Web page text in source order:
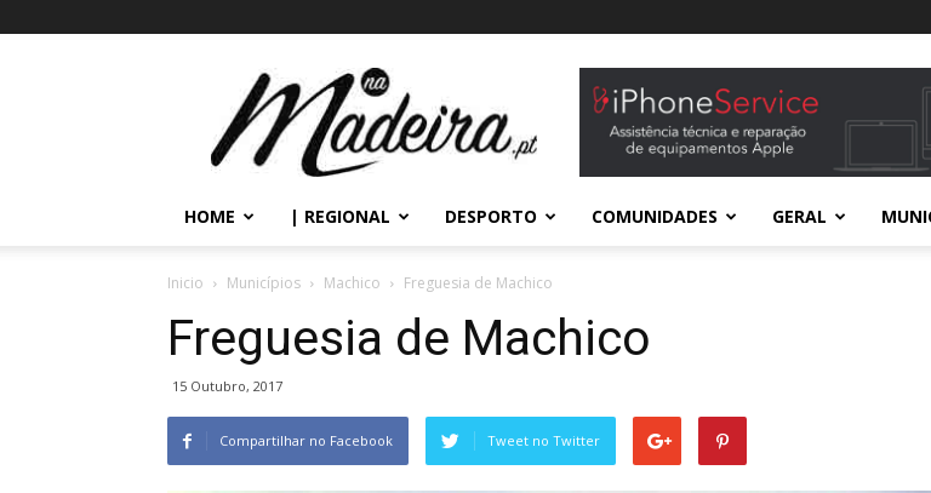
Madeira
HOME | REGIONAL DESPORTO COMUNIDADES GERAL
Inicio Municípios Machico Freguesia de Machico
Freguesia de Machico
15 Outubro, 2017
Compartilhar no Facebook Tweet no Twitter